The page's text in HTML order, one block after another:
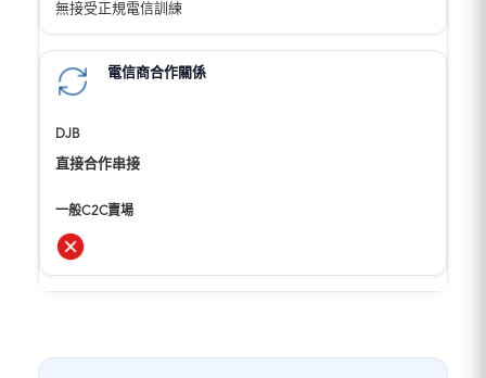
無接受正規電信訓練
電信商合作關係
直接合作串接